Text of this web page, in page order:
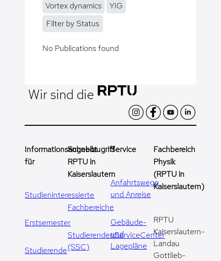
Vortex dynamics
YIG
Filter by Status
No Publications found
Wir sind die
Informationsangebot
für
Studieninteressierte
Erstsemester
Studierende
Schnellzugriff
RPTU in
Kaiserslautern
Fachbereiche
StudierendenServiceCenter
(SSC)
Service
Anfahrtswege
und Anreise
Gebäude-
und
Lagepläne
Fachbereich
Physik
(RPTU in
Kaiserslautern)
RPTU
Kaiserslautern-
Landau
Gottlieb-